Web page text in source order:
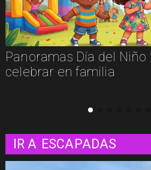
para
Cinema
convierte las
IR A ESCAPADAS